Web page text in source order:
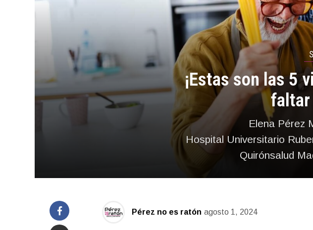
¡Estas son las 5
faltar
Elena Pérez
Hospital Universitario
Quirónsalud
Pérez no es ratón agosto 1, 2024